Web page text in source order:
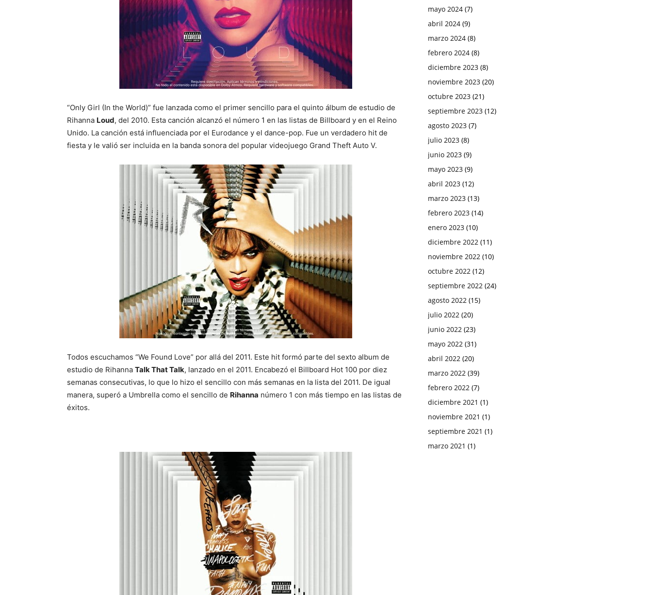
“Only Girl (In the World)” fue lanzada como el primer sencillo para el quinto álbum de estudio de
Rihanna Loud, del 2010. Esta canción alcanzó el número 1 en las listas de Billboard y en el Reino
Unido. La canción está influenciada por el Eurodance y el dance-pop. Fue un verdadero hit de
fiesta y le valió ser incluida en la banda sonora del popular videojuego Grand Theft Auto V.
Todos escuchamos “We Found Love” por allá del 2011. Este hit formó parte del sexto album de
estudio de Rihanna Talk That Talk, lanzado en el 2011. Encabezó el Billboard Hot 100 por diez
semanas consecutivas, lo que lo hizo el sencillo con más semanas en la lista del 2011. De igual
manera, superó a Umbrella como el sencillo de Rihanna número 1 con más tiempo en las listas de
éxitos.
mayo 2024 (7)
abril 2024 (9)
marzo 2024 (8)
febrero 2024 (8)
diciembre 2023 (8)
noviembre 2023 (20)
octubre 2023 (21)
septiembre 2023 (12)
agosto 2023 (7)
julio 2023 (8)
junio 2023 (9)
mayo 2023 (9)
abril 2023 (12)
marzo 2023 (13)
febrero 2023 (14)
enero 2023 (10)
diciembre 2022 (11)
noviembre 2022 (10)
octubre 2022 (12)
septiembre 2022 (24)
agosto 2022 (15)
julio 2022 (20)
junio 2022 (23)
mayo 2022 (31)
abril 2022 (20)
marzo 2022 (39)
febrero 2022 (7)
diciembre 2021 (1)
noviembre 2021 (1)
septiembre 2021 (1)
marzo 2021 (1)